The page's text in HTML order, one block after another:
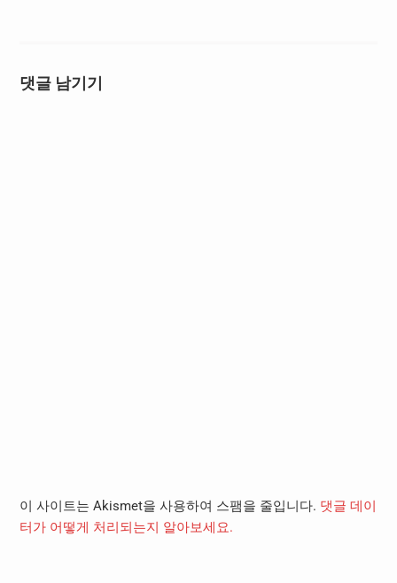
댓글 남기기
이 사이트는 Akismet을 사용하여 스팸을 줄입니다. 댓글 데이
터가 어떻게 처리되는지 알아보세요.